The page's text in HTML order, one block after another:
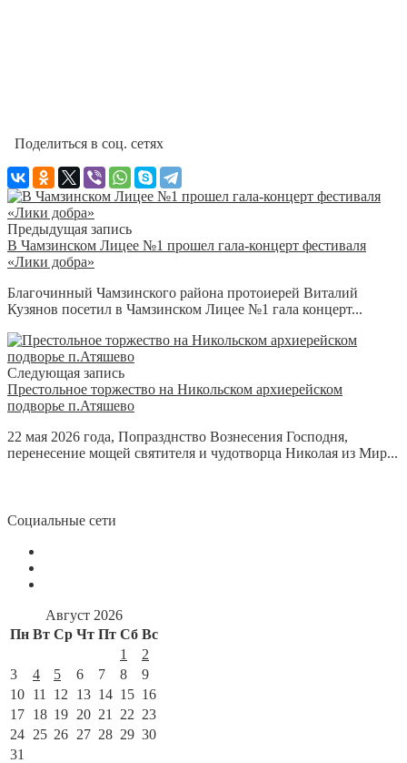
Поделиться в соц. сетях
Предыдущая запись
В Чамзинском Лицее №1 прошел гала-концерт фестиваля
«Лики добра»
Благочинный Чамзинского района протоиерей Виталий
Кузянов посетил в Чамзинском Лицее №1 гала концерт...
Следующая запись
Престольное торжество на Никольском архиерейском
подворье п.Атяшево
22 мая 2026 года, Попразднство Вознесения Господня,
перенесение мощей святителя и чудотворца Николая из Мир...
Социальные сети
Август 2026
Пн Вт Ср Чт Пт Сб Вс
1
2
3
4 5 6 7 8
9
10 11 12 13 14 15 16
17 18 19 20 21 22 23
24 25 26 27 28 29 30
31